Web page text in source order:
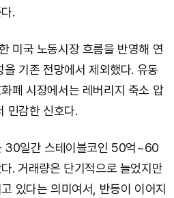
.
미국 노동시장 흐름을 반영해 연
기존 전망에서 제외했다. 유동
폐 시장에서는 레버리지 축소 압
민감한 신호다.
30일간 스테이블코인 50억~60
. 거래량은 단기적으로 늘었지만
있다는 의미여서, 반등이 이어지